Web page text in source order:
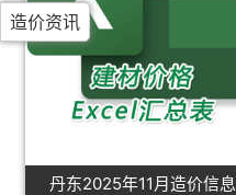
丹东2025年11月造价信息
造价资讯